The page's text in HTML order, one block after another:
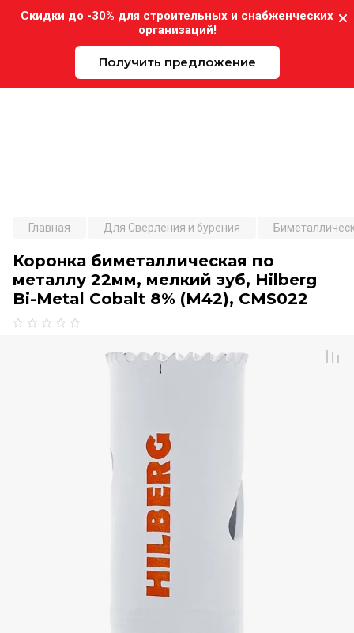
Скидки до -30% для строительных и снабженческих
организаций!
Получить предложение
Главная Для Сверления и бурения
Коронка биметаллическая по
металлу 22мм, мелкий зуб, Hilberg
Bi-Metal Cobalt 8% (М42), CMS022